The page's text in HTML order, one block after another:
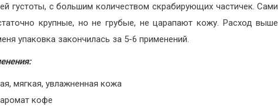
густоты, с большим количеством скрабирующих частичек. Сами
крупные, но не грубые, не царапают кожу. Расход выше
упаковка закончилась за 5-6 применений.
мягкая, увлажненная кожа
кофе